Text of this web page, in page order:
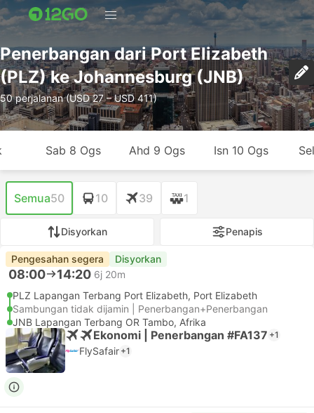
Penerbangan dari Port Elizabeth
(PLZ) ke Johannesburg (JNB)
50 perjalanan (USD 27 – USD 411)
Sab 8 Ogs Ahd 9 Ogs Isn 10 Ogs
Semua50 10 39 1
Disyorkan Penapis
Pengesahan segera Disyorkan
08:00 14:20 6j 20m
PLZ Lapangan Terbang Port Elizabeth, Port Elizabeth
Sambungan tidak dijamin | Penerbangan+Penerbangan
JNB Lapangan Terbang OR Tambo, Afrika
Ekonomi | Penerbangan #FA137 +1
FlySafair +1